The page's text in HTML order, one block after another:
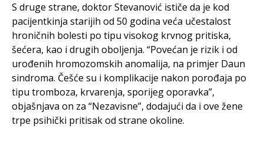
S druge strane, doktor Stevanović ističe da je kod
pacijentkinja starijih od 50 godina veća učestalost
hroničnih bolesti po tipu visokog krvnog pritiska,
šećera, kao i drugih oboljenja. “Povećan je rizik i od
urođenih hromozomskih anomalija, na primjer Daun
sindroma. Češće su i komplikacije nakon porođaja po
tipu tromboza, krvarenja, sporijeg oporavka”,
objašnjava on za “Nezavisne”, dodajući da i ove žene
trpe psihički pritisak od strane okoline.